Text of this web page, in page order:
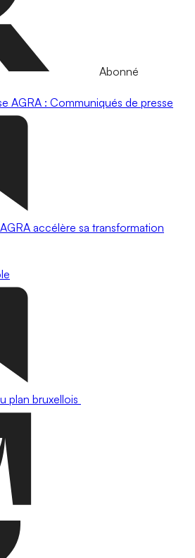
Abonné
AGRA : Communiqués de presse
accélère sa transformation
plan bruxellois